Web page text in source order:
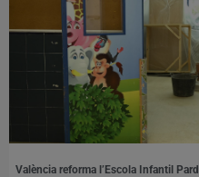
València reforma l’Escola Infantil